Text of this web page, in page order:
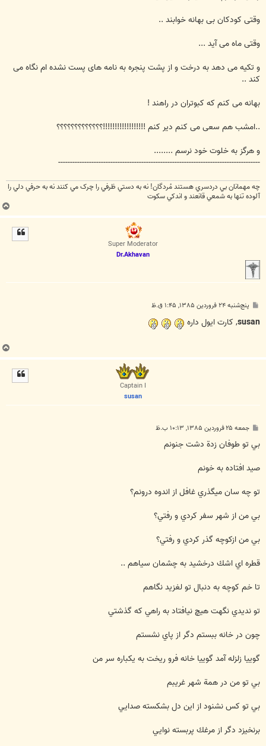
وقتی کودکان بی بهانه خوابند ..
وقتی ماه می آید ...
و تکیه می دهد به درخت و از پشت پنجره به نامه های پست نشده ام نگاه می
کند ..
بهانه می کنم که کبوتران در راهند !
..امشب هم سعی می کنم دیر کنم !!!!!!!!!!!!!!!!!!؟؟؟؟؟؟؟؟؟؟؟؟؟
و هرگز به خلوت خود نرسم ........
-------------------------------------------------------------------------------------
چه مهمانان بي دردسري هستند مُردگان! نه به دستي ظرفي را چرک مي کنند نه به حرفي دلي را
آلوده تنها به شمعي قانعند و اندکي سکوت
ب
ا
Super Moderator
Dr.Akhavan
پ
ت
پنج‌شنبه ۲۴ فروردین ۱۳۸۵, ۱:۴۵ ق.ظ
susan, کارت ایول داره
ب
ا
Captain I
susan
پ
ت
جمعه ۲۵ فروردین ۱۳۸۵, ۱۰:۱۳ ب.ظ
بي تو طوفان زدة دشت جنونم
صيد افتاده به خونم
تو چه سان ميگذري غافل از اندوه درونم؟
بي من از شهر سفر كردي و رفتي؟
بي من ازكوچه گذر كردي و رفتي؟
قطره اي اشك درخشيد به چشمان سياهم ..
تا خم كوچه به دنبال تو لغزيد نگاهم
تو نديدي نگهت هيچ نيافتاد به راهي كه گذشتي
چون در خانه ببستم دگر از پاي نشستم
گوييا زلزله آمد گوييا خانه فرو ريخت به يكباره سر من
بي تو من در همة شهر غريبم
بي تو كس نشنود از اين دل بشكسته صدايي
برنخيزد دگر از مرغك پربسته نوايي